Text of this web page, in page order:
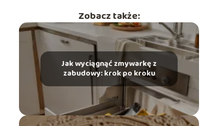
Zobacz także:
Jak wyciągnąć zmywarkę z
zabudowy: krok po kroku